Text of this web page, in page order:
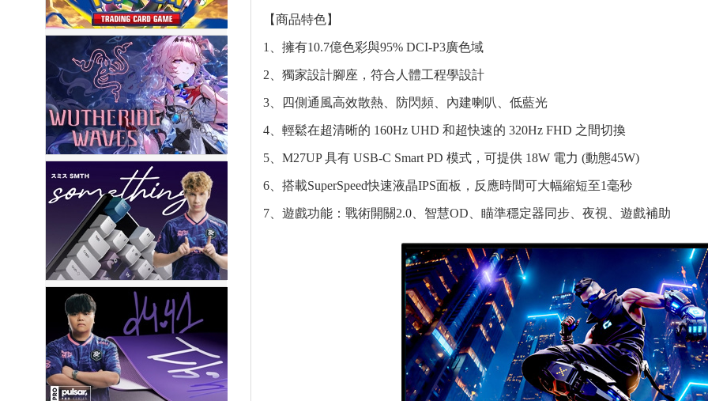
【商品特色】
1、擁有10.7億色彩與95% DCI-P3廣色域
2、獨家設計腳座，符合人體工程學設計
3、四側通風高效散熱、防閃頻、內建喇叭、低藍光
4、輕鬆在超清晰的 160Hz UHD 和超快速的 320Hz FHD 之間切換
5、M27UP 具有 USB-C Smart PD 模式，可提供 18W 電力 (動態45W)
6、搭載SuperSpeed快速液晶IPS面板，反應時間可大幅縮短至1毫秒
7、遊戲功能：戰術開關2.0、智慧OD、瞄準穩定器同步、夜視、遊戲補助